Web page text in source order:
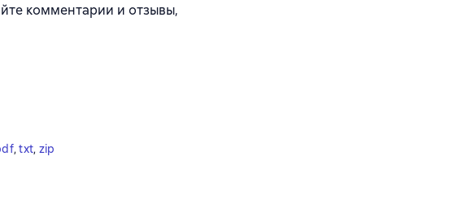
комментарии и отзывы,
, txt, zip